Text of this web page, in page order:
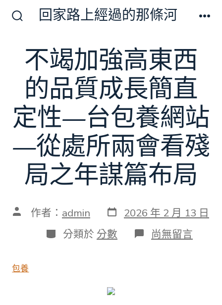
切
換
開
關
回家路上經過的那條河
不竭加強高東西
的品質成長簡直
定性—台包養網站
—從處所兩會看殘
局之年謀篇布局
文 作者： admin 發
表
日
期
2026 年 2 月 13 日
分
類
分類於 分數 在
〈不
尚無留言
包養